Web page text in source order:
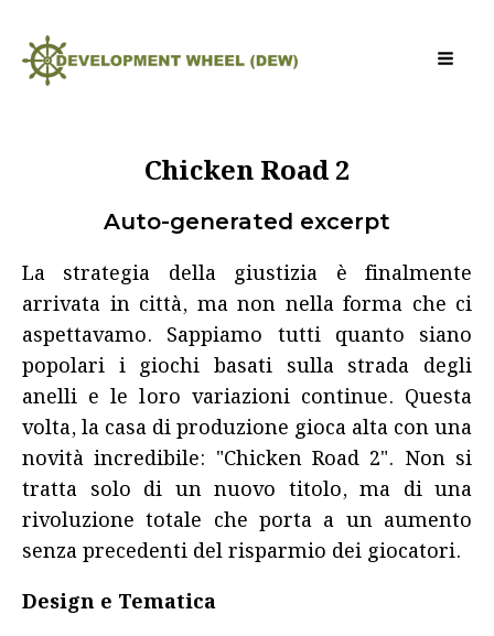
Chicken Road 2
Auto-generated excerpt
La strategia della giustizia è finalmente
arrivata in città, ma non nella forma che ci
aspettavamo. Sappiamo tutti quanto siano
popolari i giochi basati sulla strada degli
anelli e le loro variazioni continue. Questa
volta, la casa di produzione gioca alta con una
novità incredibile: "Chicken Road 2". Non si
tratta solo di un nuovo titolo, ma di una
rivoluzione totale che porta a un aumento
senza precedenti del risparmio dei giocatori.
Design e Tematica